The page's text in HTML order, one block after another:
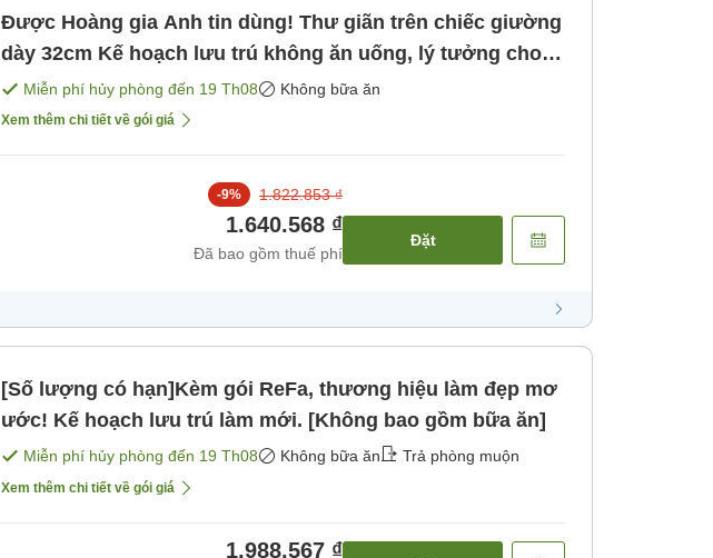
Được Hoàng gia Anh tin dùng! Thư giãn trên chiếc giường
dày 32cm Kế hoạch lưu trú không ăn uống, lý tưởng cho
việc tham gia các buổi hòa nhạc tại GLION hoặc Kobe!
[Không bao gồm bữa ăn]
Miễn phí hủy phòng đến 19 Th08 Không bữa ăn
Xem thêm chi tiết về gói giá
-9% 1.822.853 ₫
1.640.568 ₫
Đã bao gồm thuế phí
Đặt
[Số lượng có hạn]Kèm gói ReFa, thương hiệu làm đẹp mơ
ước! Kế hoạch lưu trú làm mới. [Không bao gồm bữa ăn]
Miễn phí hủy phòng đến 19 Th08 Không bữa ăn Trả phòng muộn
Xem thêm chi tiết về gói giá
1.988.567 ₫